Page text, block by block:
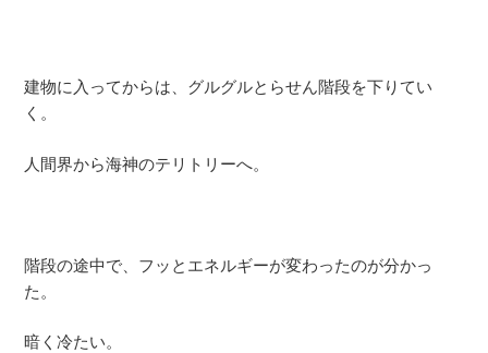
建物に入ってからは、グルグルとらせん階段を下りてい
く。
人間界から海神のテリトリーへ。
階段の途中で、フッとエネルギーが変わったのが分かっ
た。
暗く冷たい。